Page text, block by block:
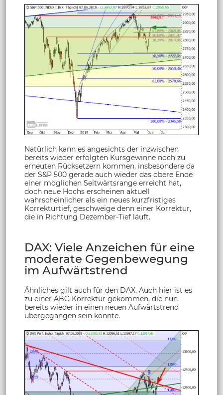
Natürlich kann es angesichts der inzwischen
bereits wieder erfolgten Kursgewinne noch zu
erneuten Rücksetzern kommen, insbesondere da
der S&P 500 gerade auch wieder das obere Ende
einer möglichen Seitwärtsrange erreicht hat,
doch neue Hochs erscheinen aktuell
wahrscheinlicher als ein neues kurzfristiges
Korrekturtief, geschweige denn einer Korrektur,
die in Richtung Dezember-Tief läuft.
DAX: Viele Anzeichen für eine
moderate Gegenbewegung
im Aufwärtstrend
Ähnliches gilt auch für den DAX. Auch hier ist es
zu einer ABC-Korrektur gekommen, die nun
bereits wieder in einen neuen Aufwärtstrend
übergegangen sein könnte.